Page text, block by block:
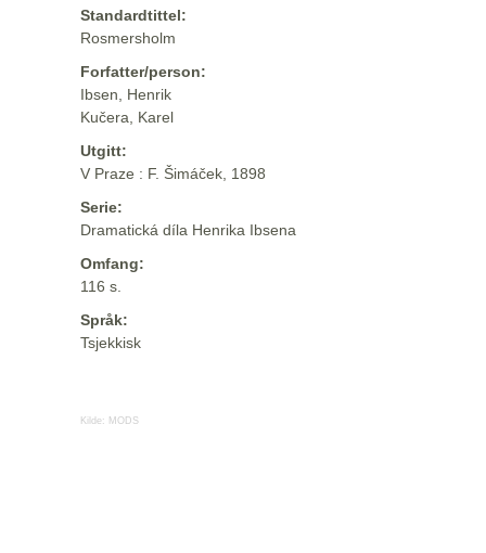
Standardtittel:
Rosmersholm
Forfatter/person:
Ibsen, Henrik
Kučera, Karel
Utgitt:
V Praze : F. Šimáček, 1898
Serie:
Dramatická díla Henrika Ibsena
Omfang:
116 s.
Språk:
Tsjekkisk
Kilde: MODS